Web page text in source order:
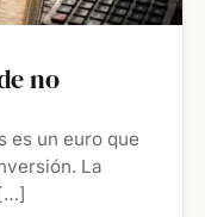
no
es un euro que
La